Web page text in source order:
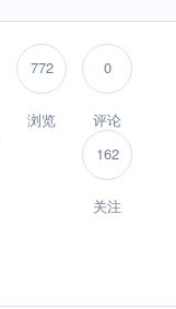
772
浏览
0
评论
162
关注